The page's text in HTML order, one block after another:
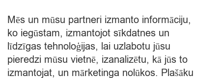
quantity
Starpsumma: €0,30
Apskatīt grozu
Mēs un mūsu partneri izmanto informāciju,
ko iegūstam, izmantojot sīkdatnes un
līdzīgas tehnoloģijas, lai uzlabotu jūsu
pieredzi mūsu vietnē, izanalizētu, kā jūs to
izmantojat, un mārketinga nolūkos. Plašāku